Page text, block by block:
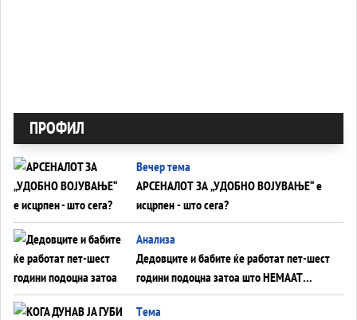
ПРОФИЛ
Вечер тема
АРСЕНАЛОТ ЗА „УДОБНО ВОЈУВАЊЕ“ е
исцрпен - што сега?
Анализа
Дедовците и бабите ќе работат пет-шест
години подоцна затоа што НЕМААТ
ВНУЦИ ДА ГИ ЗАМЕНАТ
Tема